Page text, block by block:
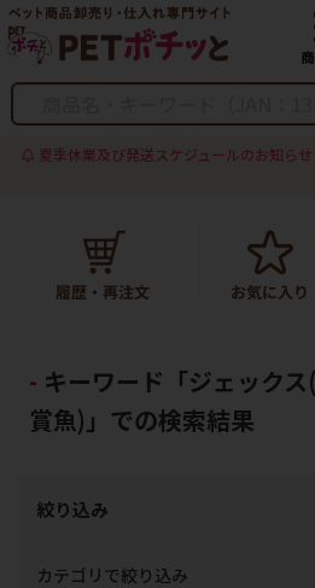
夏季休業及び発送スケジュールのお知らせ
キーワード「ジェック
賞魚)」での検索結果
絞り込み
カテゴリで絞り込み